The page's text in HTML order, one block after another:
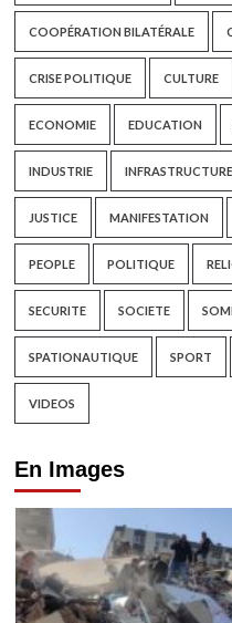
COOPÉRATION BILATÉRALE
CRISE POLITIQUE CULTURE
ECONOMIE EDUCATION
INDUSTRIE INFRASTRUCTURE
JUSTICE MANIFESTATION
PEOPLE POLITIQUE
SECURITE SOCIETE
SPATIONAUTIQUE SPORT
VIDEOS
En Images